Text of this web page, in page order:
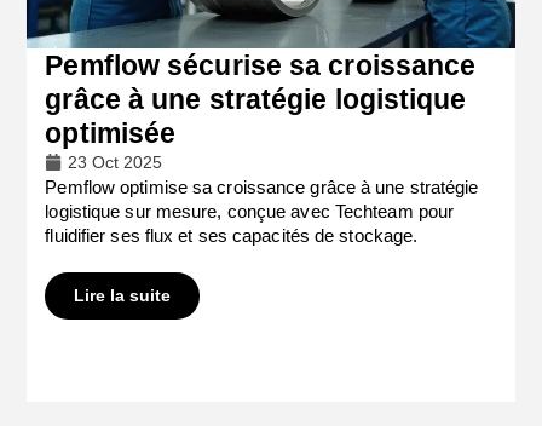
Pemflow sécurise sa croissance
grâce à une stratégie logistique
optimisée
23 Oct 2025
Pemflow optimise sa croissance grâce à une stratégie
logistique sur mesure, conçue avec Techteam pour
fluidifier ses flux et ses capacités de stockage.
Lire la suite